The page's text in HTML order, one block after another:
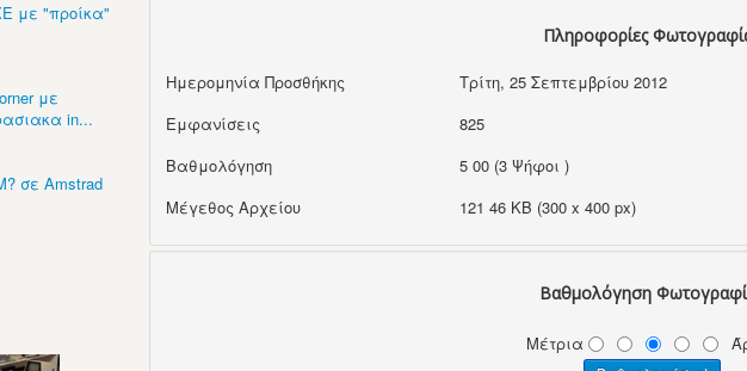
με "προίκα"
με
in...
σε Amstrad
Πληροφορίες
Ημερομηνία Προσθήκης
Τρίτη, 25 Σεπτεμβρίου 2012
Εμφανίσεις
825
Βαθμολόγηση
5 00 (3 Ψήφοι )
Μέγεθος Αρχείου
121 46 KB (300 x 400 px)
Βαθμολόγηση
Μέτρια